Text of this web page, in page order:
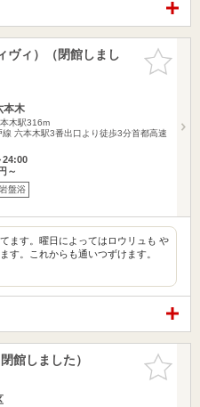
お気に入
りに追加
ィ）（閉館しまし
本木
木駅316m
線 六本木駅3番出口より徒歩3分首都高速
24:00
～
岩盤浴
ます。曜日によってはロウリュも や
す。これからも通いつずけます。
お気に入
りに追加
館しました）